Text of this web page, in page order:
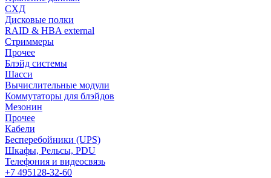
СХД
Дисковые полки
RAID & HBA external
Стриммеры
Прочее
Блэйд системы
Шасси
Вычислительные модули
Коммутаторы для блэйдов
Мезонин
Прочее
Кабели
Бесперебойники (UPS)
Шкафы, Рельсы, PDU
Телефония и видеосвязь
+7 495128-32-60